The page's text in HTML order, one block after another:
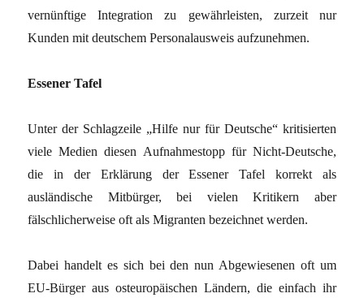
vernünftige Integration zu gewährleisten, zurzeit nur
Kunden mit deutschem Personalausweis aufzunehmen.
Essener Tafel
Unter der Schlagzeile „Hilfe nur für Deutsche“ kritisierten
viele Medien diesen Aufnahmestopp für Nicht-Deutsche,
die in der Erklärung der Essener Tafel korrekt als
ausländische Mitbürger, bei vielen Kritikern aber
fälschlicherweise oft als Migranten bezeichnet werden.
Dabei handelt es sich bei den nun Abgewiesenen oft um
EU-Bürger aus osteuropäischen Ländern, die einfach ihr